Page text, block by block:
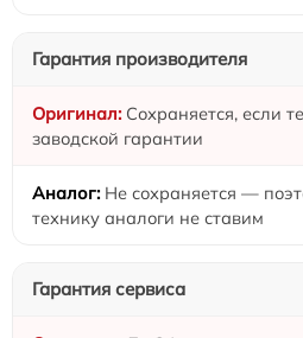
Гарантия производителя
Сохраняется, если
заводской гарантии
Не сохраняется —
технику аналоги не ставим
Гарантия сервиса